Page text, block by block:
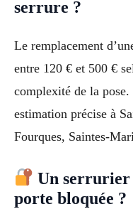
serrure ?
Le remplacement
entre 120 € et 500 €
complexité de la
estimation précise à
Fourques, Saintes-
Un
porte bloquée ?